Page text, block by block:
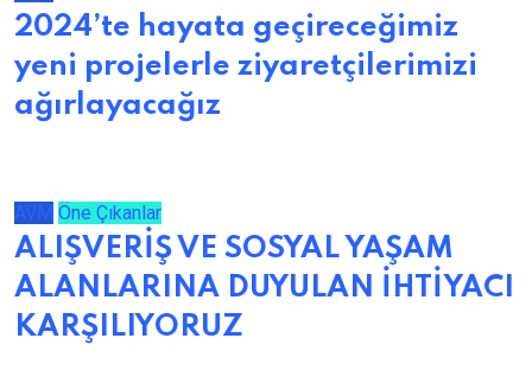
2024’te hayata geçireceğimiz
yeni projelerle ziyaretçilerimizi
ağırlayacağız
AVM Öne Çıkanlar
ALIŞVERİŞ VE SOSYAL YAŞAM
ALANLARINA DUYULAN İHTİYACI
KARŞILIYORUZ